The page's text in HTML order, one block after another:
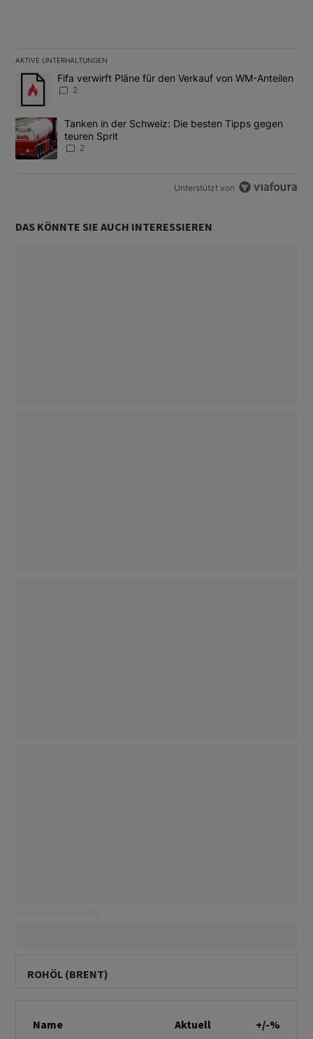
AKTIVE UNTERHALTUNGEN
Das Folgende ist eine Liste der am meisten kommentierten
Ein Trendartikel mit dem Titel "Fifa verwirft Pläne für den
Fifa verwirft Pläne für den Verkauf von WM-Anteilen
2
Ein Trendartikel mit dem Titel "Tanken in der Schweiz: Die
Tanken in der Schweiz: Die besten Tipps gegen
teuren Sprit
2
Unterstützt von
DAS KÖNNTE SIE AUCH INTERESSIEREN
ROHÖL (BRENT)
Name Aktuell
+/-%